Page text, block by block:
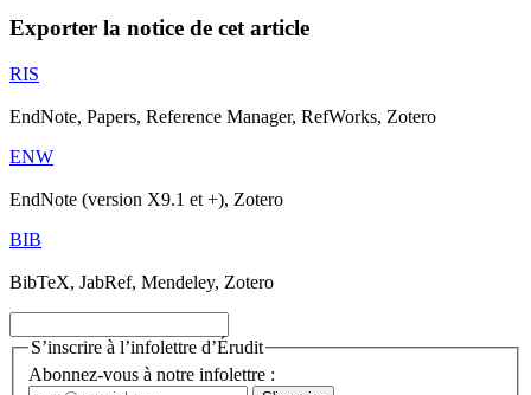
Exporter la notice de cet article
RIS
EndNote, Papers, Reference Manager, RefWorks, Zotero
ENW
EndNote (version X9.1 et +), Zotero
BIB
BibTeX, JabRef, Mendeley, Zotero
S’inscrire à l’infolettre d’Érudit
Abonnez-vous à notre infolettre :